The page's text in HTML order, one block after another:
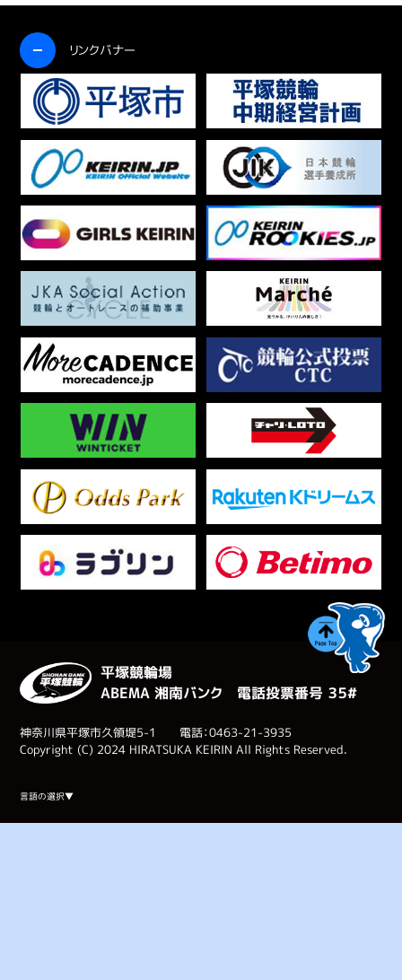
リンクバナー
開く
平塚競輪場
ABEMA 湘南バンク 電話投票番号 ３５#
神奈川県平塚市久領堤5-1 電話：0463-21-3935
Copyright (C) 2024 HIRATSUKA KEIRIN All Rights Reserved.
言語の選択▼
Select Language